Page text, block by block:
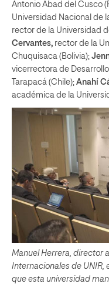
Antonio Abad del Cusco
Universidad Nacional de
rector de la Universidad
Cervantes, rector de la
Chuquisaca (Bolivia);
vicerrectora de
Tarapacá (Chile); Anahí
académica de la
Manuel Herrera, director
Internacionales de UNIR,
que esta universidad